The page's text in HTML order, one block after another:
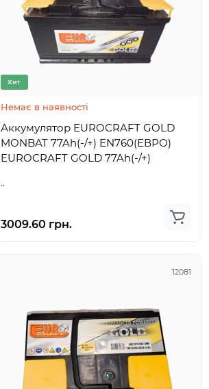
Хит
Немає в наявності
Аккумулятор EUROCRAFT GOLD
MONBAT 77Ah(-/+) EN760(ЕВРО)
EUROCRAFT GOLD 77Ah(-/+)
..
3009.60 грн.
12081